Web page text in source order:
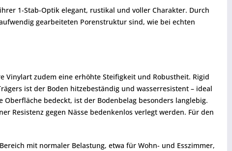
1-Stab-Optik elegant, rustikal und voller Charakter. Durch
gearbeiteten Porenstruktur sind, wie bei echten
Vinylart zudem eine erhöhte Steifigkeit und Robustheit. Rigid
ist der Boden hitzebeständig und wasserresistent – ideal
bedeckt, ist der Bodenbelag besonders langlebig.
Resistenz gegen Nässe bedenkenlos verlegt werden. Für den
mit normaler Belastung, etwa für Wohn- und Esszimmer,